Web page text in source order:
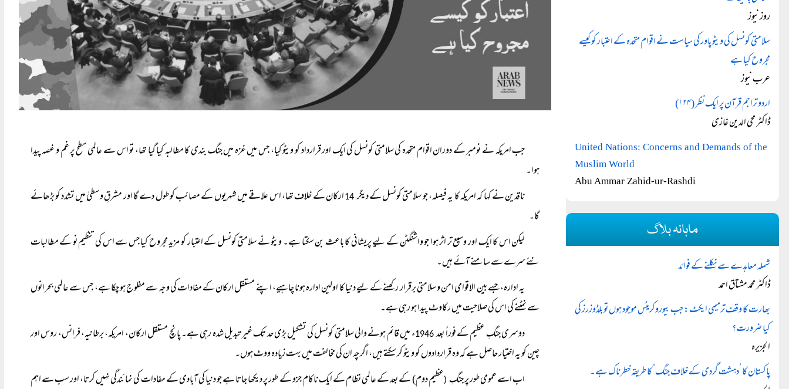
جب امریکہ نے نومبر کے دوران اقوام متحدہ کی سلامتی کونسل کی ایک اور قرارداد کو ویٹو کیا، جس میں غزہ میں جنگ بندی کا مطالبہ کیا گیا تھا، تو اس سے عالمی سطح پر غم و غصہ پیدا
ہوا۔
ناقدین نے کہا کہ امریکہ کا یہ فیصلہ، جو سلامتی کونسل کے دیگر14
ارکان کے خلاف تھا، اس علاقے میں شہریوں کے مصائب کو طول دے گا اور مشرقِ وسطیٰ میں تشدد کو بڑھائے
گا۔
لیکن اس کا ایک اور وسیع تر اثر ہوا جو واشنگٹن کے لیے پریشانی کا باعث بن سکتا ہے۔ ویٹو نے سلامتی کونسل کے اعتبار کو مزید مجروح کیا جس سے اس کی تنظیمِ نو کے مطالبات
نئے سرے سے سامنے آئے ہیں۔
یہ ادارہ، جسے بین الاقوامی امن و سلامتی برقرار رکھنے کے لیے دنیا کا اولین ادارہ ہونا چاہیے، اپنے مستقل ارکان کے مفادات کی وجہ سے مفلوج ہو چکا ہے، جس سے عالمی بحرانوں
سے نمٹنے کی اس کی صلاحیت میں رکاوٹ پیدا ہو رہی ہے۔
دوسری جنگِ عظیم کے فوراً بعد1946
ء میں قائم ہونے والی سلامتی کونسل کی تشکیل بڑی حد تک غیر تبدیل شدہ رہی ہے۔ پانچ مستقل ارکان، امریکہ، برطانیہ، فرانس، روس اور
چین کو یہ اختیار حاصل ہے کہ وہ قراردادوں کو ویٹو کر سکتے ہیں، اگرچہ ان کی مخالفت میں بہت زیادہ ووٹ ہوں۔
اب اسے عمومی طور پر جنگِ ( عظیم دوم) کے بعد کے عالمی نظام کے ایک ناکام جزو کے طور پر دیکھا جاتا ہے جو دنیا کی آبادی کے مفادات کی نمائندگی نہیں کرتا، اور سب سے اہم
روز نیوز
سلامتی کونسل کی ویٹو پاور کی سیاست نے اقوام متحدہ کے اعتبار کو کیسے
مجروح کیا ہے
عرب نیوز
اردو تراجم قرآن پر ایک نظر (۱۲۴)
ڈاکٹر محی الدین غازی
United Nations: Concerns and Demands of the
Muslim World
Abu Ammar Zahid-ur-Rashdi
ماہانہ بلاگ
شملہ معاہدے سے نکلنے کے فوائد
ڈاکٹر محمد مشتاق احمد
بھارت کا وقف ترمیمی ایکٹ: جب بیوروکریٹس موجود ہوں تو بلڈوزرز کی
کیا ضرورت؟
الجزیرہ
پاکستان کا ’دہشت گردی کے خلاف جنگ‘ کا طریقہ خطرناک ہے۔